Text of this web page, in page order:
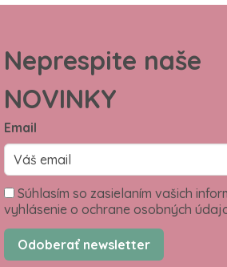
Neprespite naše
NOVINKY
Email
Súhlasím so zasielaním vašich
vyhlásenie o ochrane osobných
Odoberať newsletter